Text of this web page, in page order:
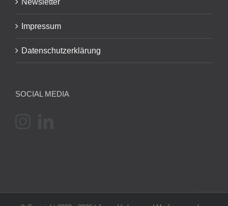
Newsletter
Impressum
Datenschutzerklärung
SOCIAL MEDIA